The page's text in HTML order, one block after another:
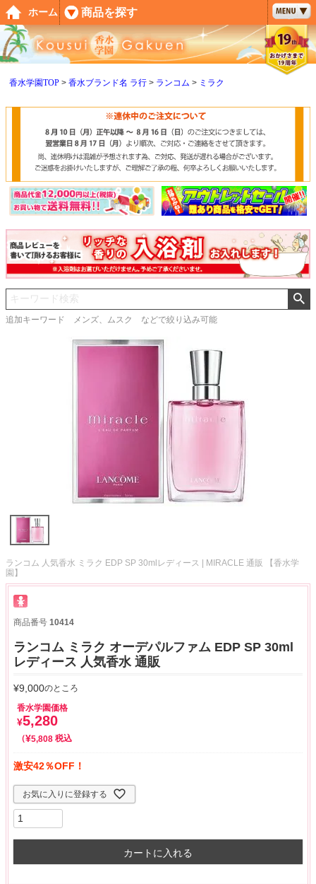
香水学園TOP 香水ブランド名 ラ行 ランコム ミラク
追加キーワード メンズ、ムスク などで絞り込み可能
ランコム 人気香水 ミラク EDP SP 30mlレディース | MIRACLE 通販 【香水学
園】
商品番号 10414
ランコム ミラク オーデパルファム EDP SP 30ml
レディース 人気香水 通販
¥9,000のところ
香水学園価格
¥5,280
¥5,808 税込
激安42％OFF！
お気に入りに登録する
カートに入れる
ペー
ジト
ップ
へ
ホーム 商品を探す